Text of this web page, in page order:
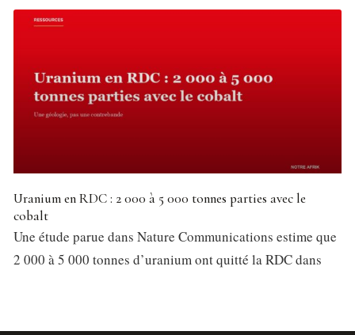
Uranium en RDC : 2 000 à 5 000 tonnes parties avec le
cobalt
Une étude parue dans Nature Communications estime que
2 000 à 5 000 tonnes d’uranium ont quitté la RDC dans